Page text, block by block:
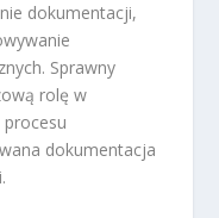
dokumentacji,
Sprawny
rolę w
dokumentacja